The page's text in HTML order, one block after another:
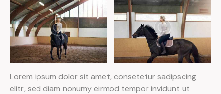
Lorem ipsum dolor sit amet, consetetur sadipscing
elitr, sed diam nonumy eirmod tempor invidunt ut